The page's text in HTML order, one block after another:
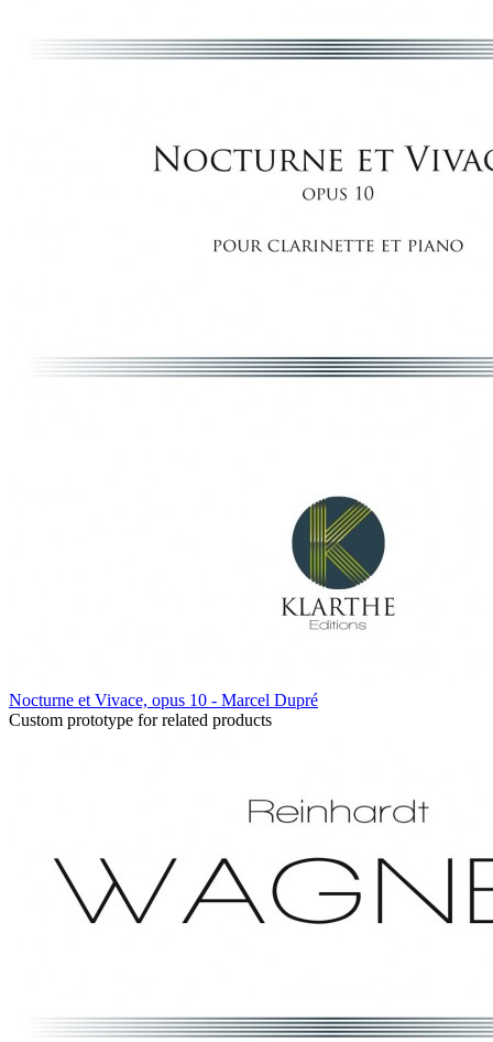
Nocturne et Vivace, opus 10 - Marcel Dupré
Custom prototype for related products